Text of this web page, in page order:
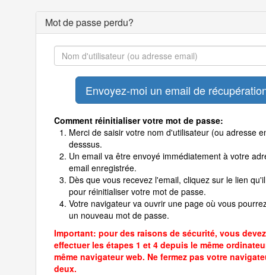
Mot de passe perdu?
Comment réinitialiser votre mot de passe:
Merci de saisir votre nom d'utilisateur (ou adresse
desssus.
Un email va être envoyé immédiatement à votre
email enregistrée.
Dès que vous recevez l'email, cliquez sur le lien
pour réinitialiser votre mot de passe.
Votre navigateur va ouvrir une page où vous
un nouveau mot de passe.
Important: pour des raisons de sécurité, vous devez
effectuer les étapes 1 et 4 depuis le même
même navigateur web. Ne fermez pas votre
deux.